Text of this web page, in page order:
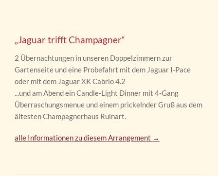
„Jaguar trifft Champagner“
2 Übernachtungen in unseren Doppelzimmern zur
Gartenseite und eine Probefahrt mit dem Jaguar I-Pace
oder mit dem Jaguar XK Cabrio 4.2
...und am Abend ein Candle-Light Dinner mit 4-Gang
Überraschungsmenue und einem prickelnder Gruß aus dem
ältesten Champagnerhaus Ruinart.
alle Informationen zu diesem Arrangement →